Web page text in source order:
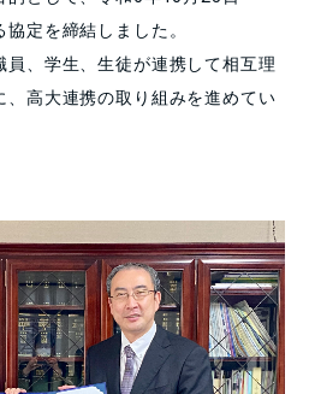
協定を締結しました。
、学生、生徒が連携して相互理
、高大連携の取り組みを進めてい